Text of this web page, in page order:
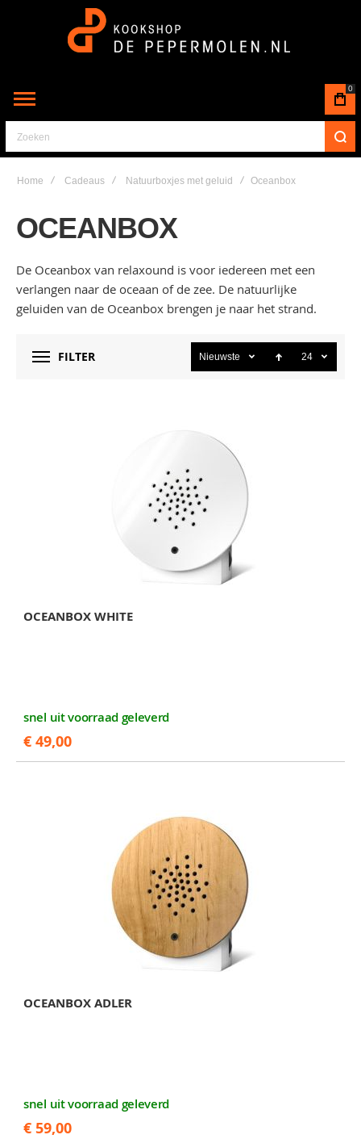
0
Zoeken
Home Cadeaus Natuurboxjes met geluid Oceanbox
OCEANBOX
De Oceanbox van relaxound is voor iedereen met een
verlangen naar de oceaan of de zee. De natuurlijke
geluiden van de Oceanbox brengen je naar het strand.
FILTER Nieuwste 24
OCEANBOX WHITE
snel uit voorraad geleverd
€ 49,00
OCEANBOX ADLER
snel uit voorraad geleverd
€ 59,00